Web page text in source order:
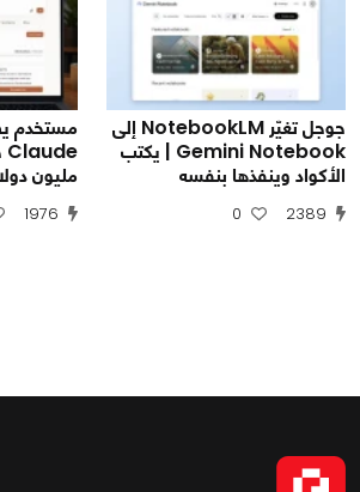
جوجل تغيّر NotebookLM إلى
Gemini Notebook | يكتب
الأكواد وينفذها بنفسه
2389
0
مستخدم
مليون
1976